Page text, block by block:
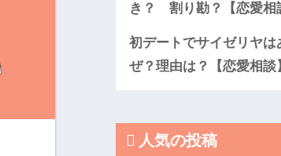
き？ 割り勘？【恋愛相
初デートでサイゼリヤ
ぜ？理由は？【恋愛相談
人気の投稿